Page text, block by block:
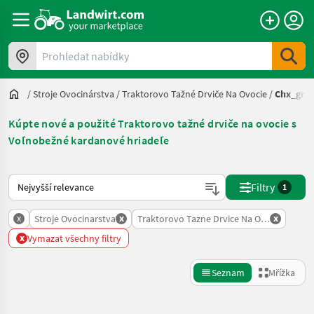
Prohledat nabídky
/Stroje Ovocinárstva /Traktorovo Tažné Drviče Na Ovocie /
Kúpte nové a použité Traktorovo tažné drviče na ovocie s
Voľnobežné kardanové hriadeľe
Takto se řadí nabídky na Landwirt.com
Filtry 1
x Stroje Ovocinarstva x Traktorovo Tazne Drvice Na Ovocie
x
x Vymazat všechny filtry
Seznam Mřížka